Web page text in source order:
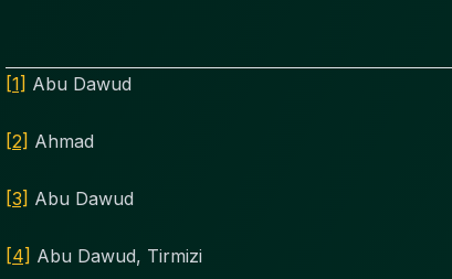
[1] Abu Dawud
[2] Ahmad
[3] Abu Dawud
[4] Abu Dawud, Tirmizi